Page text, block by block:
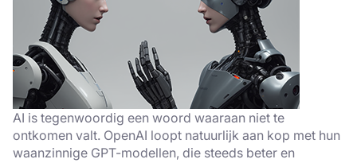
AI is tegenwoordig een woord waaraan niet te
ontkomen valt. OpenAI loopt natuurlijk aan kop met hun
waanzinnige GPT-modellen, die steeds beter en